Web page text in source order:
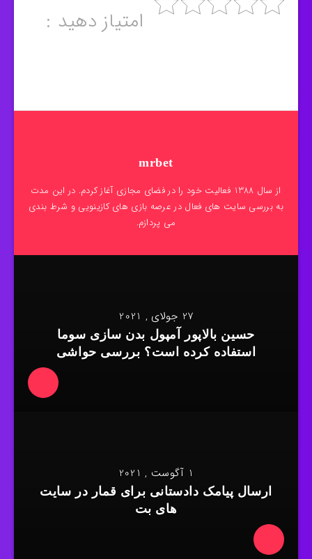
امتیاز دهید :
mrbet
از سال 1388 فعالیت خود را در فضای مجازی آغاز کردم. در این مدت
به بررسی سایت های فعال در عرصه بازی های کازینویی و شرط بندی
می پردازم.
27 جولای , 2021
حسین بالاپور آمپول بدن سازی سوما
استفاده کرده است؟ بررسی حواشی
1 آگوست , 2021
ارسال پیامک دادستانی برای قمار در سایت
های بت